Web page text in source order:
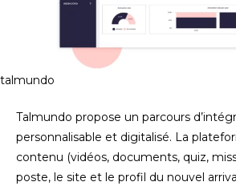
talmundo
Talmundo propose un parcours
personnalisable et digitalisé. La
contenu (vidéos, documents, quiz,
poste, le site et le profil du nouvel